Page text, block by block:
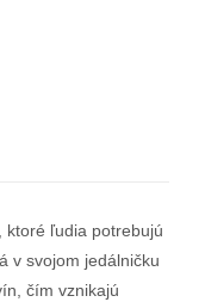
ktoré ľudia potrebujú
v svojom jedálničku
čím vznikajú